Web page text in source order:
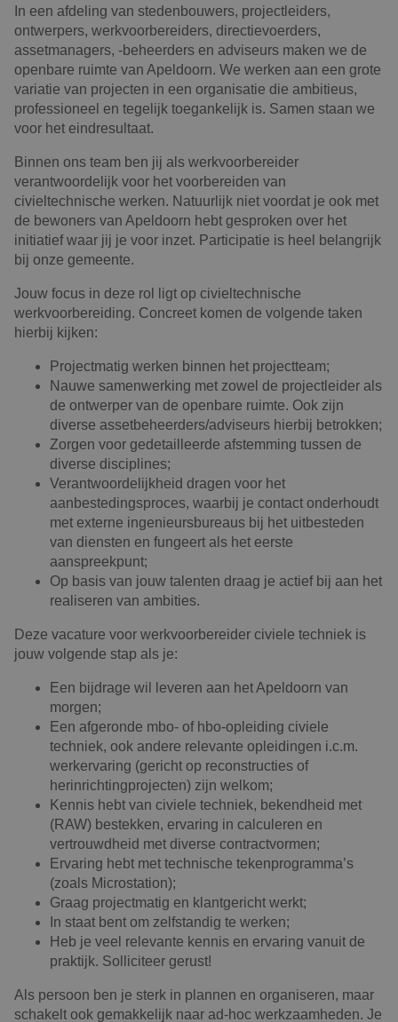
In een afdeling van stedenbouwers, projectleiders,
ontwerpers, werkvoorbereiders, directievoerders,
assetmanagers, -beheerders en adviseurs maken we de
openbare ruimte van Apeldoorn. We werken aan een grote
variatie van projecten in een organisatie die ambitieus,
professioneel en tegelijk toegankelijk is. Samen staan we
voor het eindresultaat.
Binnen ons team ben jij als werkvoorbereider
verantwoordelijk voor het voorbereiden van
civieltechnische werken. Natuurlijk niet voordat je ook met
de bewoners van Apeldoorn hebt gesproken over het
initiatief waar jij je voor inzet. Participatie is heel belangrijk
bij onze gemeente.
Jouw focus in deze rol ligt op civieltechnische
werkvoorbereiding. Concreet komen de volgende taken
hierbij kijken:
Projectmatig werken binnen het projectteam;
Nauwe samenwerking met zowel de projectleider als
de ontwerper van de openbare ruimte. Ook zijn
diverse assetbeheerders/adviseurs hierbij betrokken;
Zorgen voor gedetailleerde afstemming tussen de
diverse disciplines;
Verantwoordelijkheid dragen voor het
aanbestedingsproces, waarbij je contact onderhoudt
met externe ingenieursbureaus bij het uitbesteden
van diensten en fungeert als het eerste
aanspreekpunt;
Op basis van jouw talenten draag je actief bij aan het
realiseren van ambities.
Deze vacature voor werkvoorbereider civiele techniek is
jouw volgende stap als je:
Een bijdrage wil leveren aan het Apeldoorn van
morgen;
Een afgeronde mbo- of hbo-opleiding civiele
techniek, ook andere relevante opleidingen i.c.m.
werkervaring (gericht op reconstructies of
herinrichtingprojecten) zijn welkom;
Kennis hebt van civiele techniek, bekendheid met
(RAW) bestekken, ervaring in calculeren en
vertrouwdheid met diverse contractvormen;
Ervaring hebt met technische tekenprogramma’s
(zoals Microstation);
Graag projectmatig en klantgericht werkt;
In staat bent om zelfstandig te werken;
Heb je veel relevante kennis en ervaring vanuit de
praktijk. Solliciteer gerust!
Als persoon ben je sterk in plannen en organiseren, maar
schakelt ook gemakkelijk naar ad-hoc werkzaamheden. Je